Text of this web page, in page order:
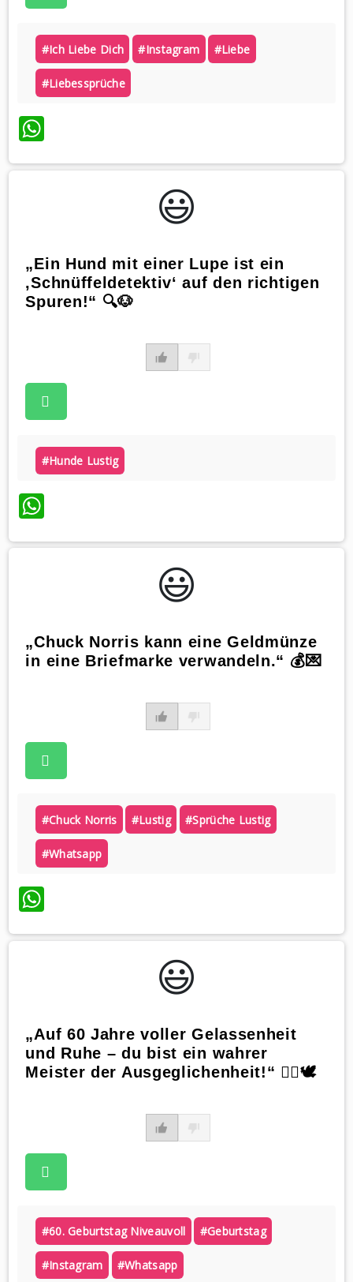
#ich Liebe Dich #instagram #liebe
#liebessprüche
WhatsApp
😃️
„Ein Hund mit einer Lupe ist ein
‚Schnüffeldetektiv‘ auf den richtigen
Spuren!“ 🔍🐶
#hunde Lustig
WhatsApp
😃️
„Chuck Norris kann eine Geldmünze
in eine Briefmarke verwandeln.“ 💰💌
#chuck Norris #lustig #sprüche Lustig
#whatsapp
WhatsApp
😃️
„Auf 60 Jahre voller Gelassenheit
und Ruhe – du bist ein wahrer
Meister der Ausgeglichenheit!“ 🧘‍♂️🕊️
#60. Geburtstag Niveauvoll #geburtstag
#instagram #whatsapp